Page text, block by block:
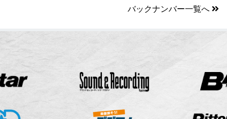
バックナンバー一覧へ